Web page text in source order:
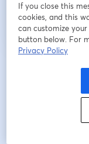
Bạn đã
Bằng việc đăng ký,
If you close this
cookies, and this
can customize
button below. For
Privacy Policy